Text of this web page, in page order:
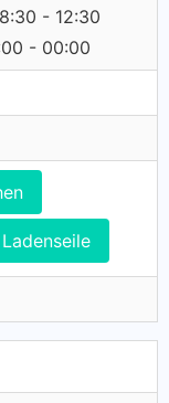
- 12:30
- 00:00
Ladenseile